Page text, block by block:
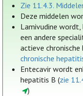
Zie 11.4.3.
Deze middelen
Lamivudine
een andere
actieve
chronische
Entecavir wordt
hepatitis B (zie
)